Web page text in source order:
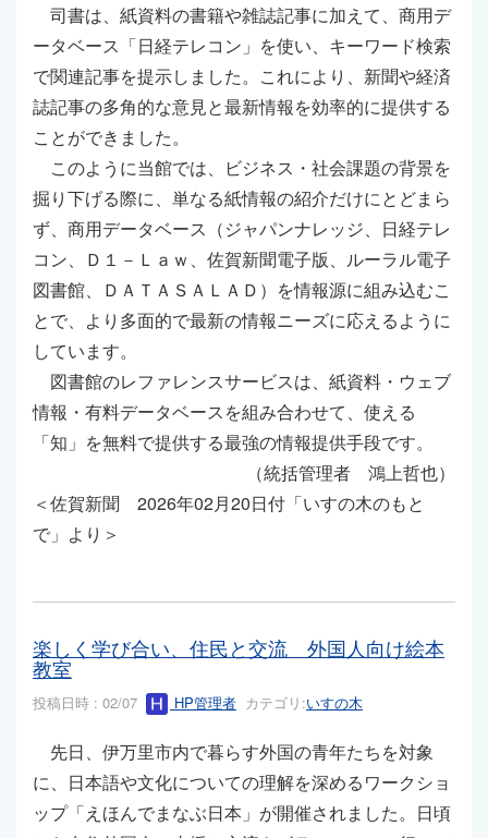
司書は、紙資料の書籍や雑誌記事に加えて、商用デ
ータベース「日経テレコン」を使い、キーワード検索
で関連記事を提示しました。これにより、新聞や経済
誌記事の多角的な意見と最新情報を効率的に提供する
ことができました。
このように当館では、ビジネス・社会課題の背景を
掘り下げる際に、単なる紙情報の紹介だけにとどまら
ず、商用データベース（ジャパンナレッジ、日経テレ
コン、Ｄ１－Ｌａｗ、佐賀新聞電子版、ルーラル電子
図書館、ＤＡＴＡＳＡＬＡＤ）を情報源に組み込むこ
とで、より多面的で最新の情報ニーズに応えるように
しています。
図書館のレファレンスサービスは、紙資料・ウェブ
情報・有料データベースを組み合わせて、使える
「知」を無料で提供する最強の情報提供手段です。
（統括管理者 鴻上哲也）
＜佐賀新聞 2026年02月20日付「いすの木のもと
で」より＞
楽しく学び合い、住民と交流 外国人向け絵本
教室
投稿日時 : 02/07 HP管理者 カテゴリ:いすの木
先日、伊万里市内で暮らす外国の青年たちを対象
に、日本語や文化についての理解を深めるワークショ
ップ「えほんでまなぶ日本」が開催されました。日頃